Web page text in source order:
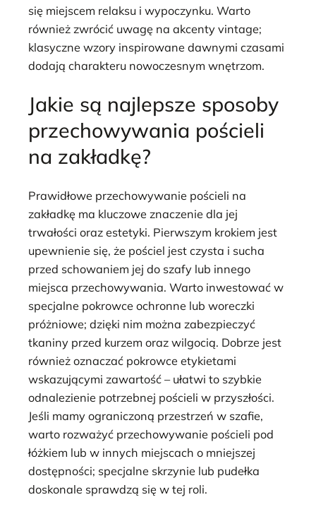
się miejscem relaksu i wypoczynku. Warto
również zwrócić uwagę na akcenty vintage;
klasyczne wzory inspirowane dawnymi czasami
dodają charakteru nowoczesnym wnętrzom.
Jakie są najlepsze sposoby
przechowywania pościeli
na zakładkę?
Prawidłowe przechowywanie pościeli na
zakładkę ma kluczowe znaczenie dla jej
trwałości oraz estetyki. Pierwszym krokiem jest
upewnienie się, że pościel jest czysta i sucha
przed schowaniem jej do szafy lub innego
miejsca przechowywania. Warto inwestować w
specjalne pokrowce ochronne lub woreczki
próżniowe; dzięki nim można zabezpieczyć
tkaniny przed kurzem oraz wilgocią. Dobrze jest
również oznaczać pokrowce etykietami
wskazującymi zawartość – ułatwi to szybkie
odnalezienie potrzebnej pościeli w przyszłości.
Jeśli mamy ograniczoną przestrzeń w szafie,
warto rozważyć przechowywanie pościeli pod
łóżkiem lub w innych miejscach o mniejszej
dostępności; specjalne skrzynie lub pudełka
doskonale sprawdzą się w tej roli.